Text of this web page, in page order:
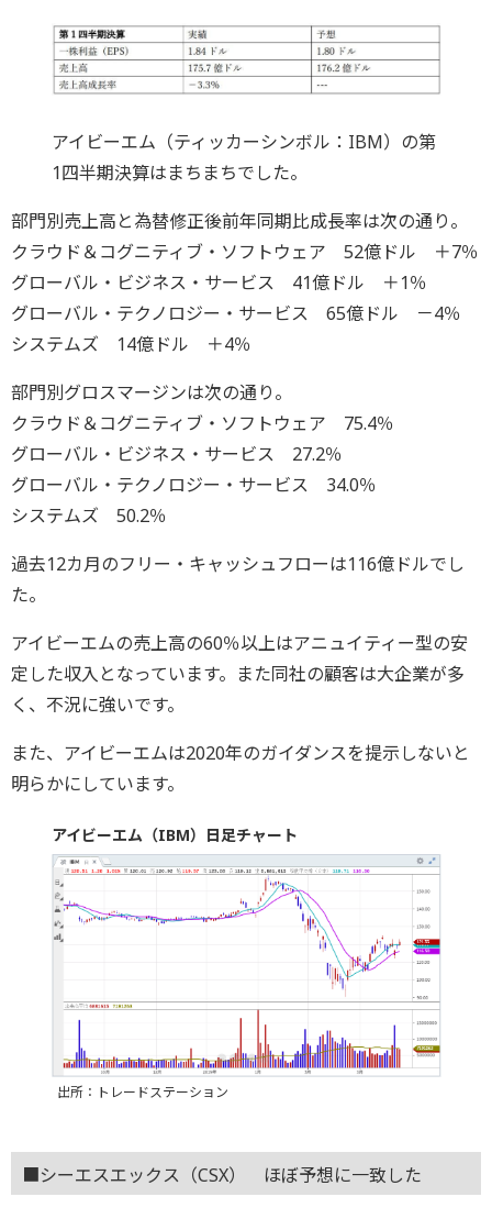
アイビーエム（ティッカーシンボル：IBM）の第
1四半期決算はまちまちでした。
部門別売上高と為替修正後前年同期比成長率は次の通り。
クラウド＆コグニティブ・ソフトウェア 52億ドル ＋7％
グローバル・ビジネス・サービス 41億ドル ＋1％
グローバル・テクノロジー・サービス 65億ドル －4％
システムズ 14億ドル ＋4％
部門別グロスマージンは次の通り。
クラウド＆コグニティブ・ソフトウェア 75.4％
グローバル・ビジネス・サービス 27.2％
グローバル・テクノロジー・サービス 34.0％
システムズ 50.2％
過去12カ月のフリー・キャッシュフローは116億ドルでし
た。
アイビーエムの売上高の60％以上はアニュイティー型の安
定した収入となっています。また同社の顧客は大企業が多
く、不況に強いです。
また、アイビーエムは2020年のガイダンスを提示しないと
明らかにしています。
アイビーエム（IBM）日足チャート
出所：トレードステーション
■シーエスエックス（CSX） ほぼ予想に一致した